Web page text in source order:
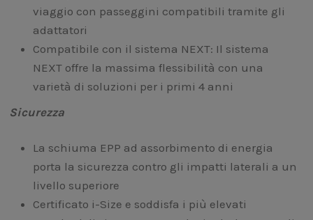
viaggio con passeggini compatibili tramite gli
adattatori
Compatibile con il sistema NEXT: Il sistema
NEXT offre la massima flessibilità con una
varietà di soluzioni per i primi 4 anni
Sicurezza
La schiuma EPP ad assorbimento di energia
porta la sicurezza contro gli impatti laterali a un
livello superiore
Certificato i-Size e soddisfa i più elevati